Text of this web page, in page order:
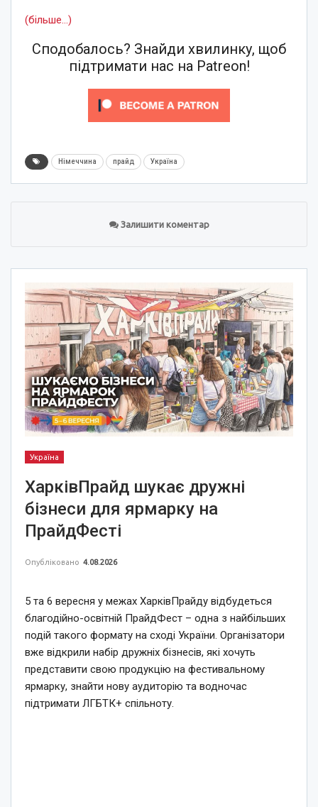
(більше…)
Сподобалось? Знайди хвилинку, щоб
підтримати нас на Patreon!
Німеччина прайд Україна
Залишити коментар
Україна
ХарківПрайд шукає дружні
бізнеси для ярмарку на
ПрайдФесті
Опубліковано 4.08.2026
5 та 6 вересня у межах ХарківПрайду відбудеться
благодійно-освітній ПрайдФест – одна з найбільших
подій такого формату на сході України. Організатори
вже відкрили набір дружніх бізнесів, які хочуть
представити свою продукцію на фестивальному
ярмарку, знайти нову аудиторію та водночас
підтримати ЛГБТК+ спільноту.